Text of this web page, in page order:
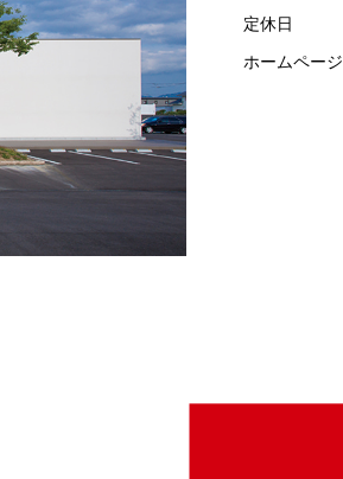
定休日
ホームページ